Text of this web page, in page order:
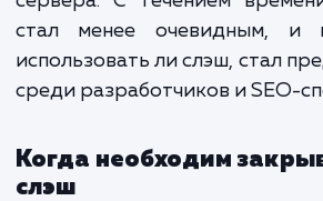
заканчивающийся
https://domen.ru/page/
),
директорию, в то время
может указывать на